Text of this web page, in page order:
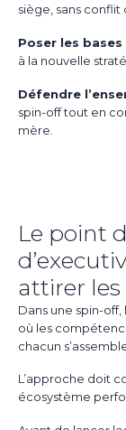
siège, sans conflit
Poser les
à la nouvelle
Défendre
spin-off tout en
mère.
Le point
attirer
Dans une spin-
où les
chacun
L’approche doit
écosystème